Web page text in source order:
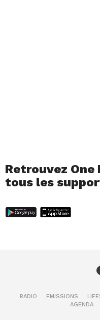
Retrouvez One
tous les
RADIO EMISSIONS
AGENDA